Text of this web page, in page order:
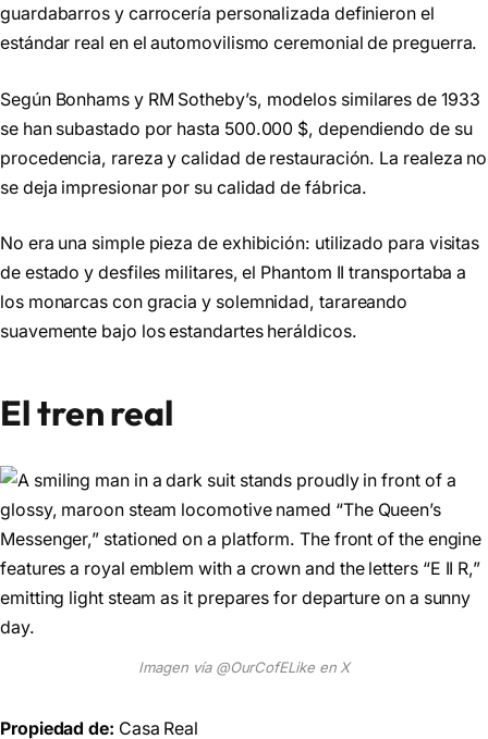
guardabarros y carrocería personalizada definieron el
estándar real en el automovilismo ceremonial de preguerra.
Según Bonhams y RM Sotheby’s, modelos similares de 1933
se han subastado por hasta 500.000 $, dependiendo de su
procedencia, rareza y calidad de restauración. La realeza no
se deja impresionar por su calidad de fábrica.
No era una simple pieza de exhibición: utilizado para visitas
de estado y desfiles militares, el Phantom II transportaba a
los monarcas con gracia y solemnidad, tarareando
suavemente bajo los estandartes heráldicos.
El tren real
Imagen vía @OurCofELike en X
Propiedad de: Casa Real